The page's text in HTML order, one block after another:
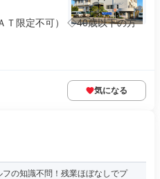
Ｔ限定不可） ◇40歳以下の方
気になる
の知識不問！残業ほぼなしでプ